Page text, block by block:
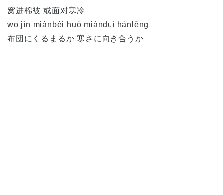
窝进棉被 或面对寒冷
wō jìn miánbèi huò miànduì hánlěng
布団にくるまるか 寒さに向き合うか